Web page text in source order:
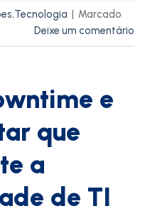
,Tecnologia
Marcado
Deixe um comentário
e
que
a
de TI